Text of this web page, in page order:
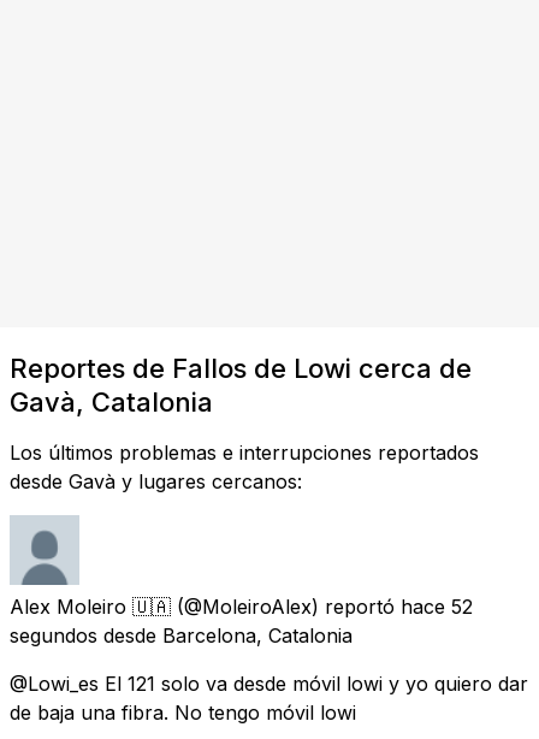
Reportes de Fallos de Lowi cerca de
Gavà, Catalonia
Los últimos problemas e interrupciones reportados
desde Gavà y lugares cercanos:
Alex Moleiro 🇺🇦 (@MoleiroAlex) reportó hace 52
segundos desde Barcelona, Catalonia
@Lowi_es El 121 solo va desde móvil lowi y yo quiero dar
de baja una fibra. No tengo móvil lowi